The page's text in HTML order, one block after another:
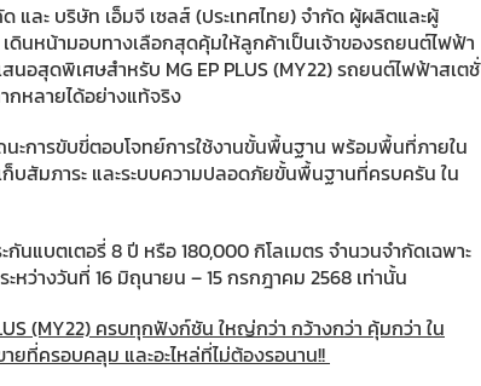
และ บริษัท เอ็มจี เซลส์ (ประเทศไทย) จำกัด ผู้ผลิตและผู้
ดินหน้ามอบทางเลือกสุดคุ้มให้ลูกค้าเป็นเจ้าของรถยนต์ไฟฟ้า
อสุดพิเศษสำหรับ MG EP PLUS (MY22) รถยนต์ไฟฟ้าสเตชั่
กหลายได้อย่างแท้จริง
ะการขับขี่ตอบโจทย์การใช้งานขั้นพื้นฐาน พร้อมพื้นที่ภายใน
บสัมภาระ และระบบความปลอดภัยขั้นพื้นฐานที่ครบครัน ใน
นแบตเตอรี่ 8 ปี หรือ 180,000 กิโลเมตร จำนวนจำกัดเฉพาะ
ระหว่างวันที่ 16 มิถุนายน – 15 กรกฎาคม 2568 เท่านั้น
(MY22) ครบทุกฟังก์ชัน ใหญ่กว่า กว้างกว่า คุ้มกว่า ใน
ยที่ครอบคลุม และอะไหล่ที่ไม่ต้องรอนาน!!